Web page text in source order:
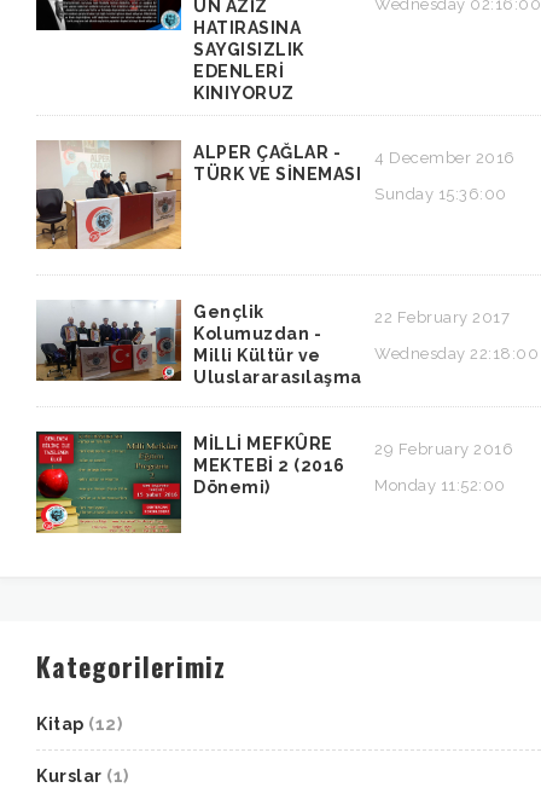
ÜN AZİZ
HATIRASINA
SAYGISIZLIK
EDENLERİ
KINIYORUZ
Wednesday 02:16:00
ALPER ÇAĞLAR -
TÜRK VE SİNEMASI
4 December 2016
Sunday 15:36:00
Gençlik
Kolumuzdan -
Milli Kültür ve
Uluslararasılaşma
22 February 2017
Wednesday 22:18:00
MİLLİ MEFKÛRE
MEKTEBİ 2 (2016
Dönemi)
29 February 2016
Monday 11:52:00
Kategorilerimiz
Kitap (12)
Kurslar (1)